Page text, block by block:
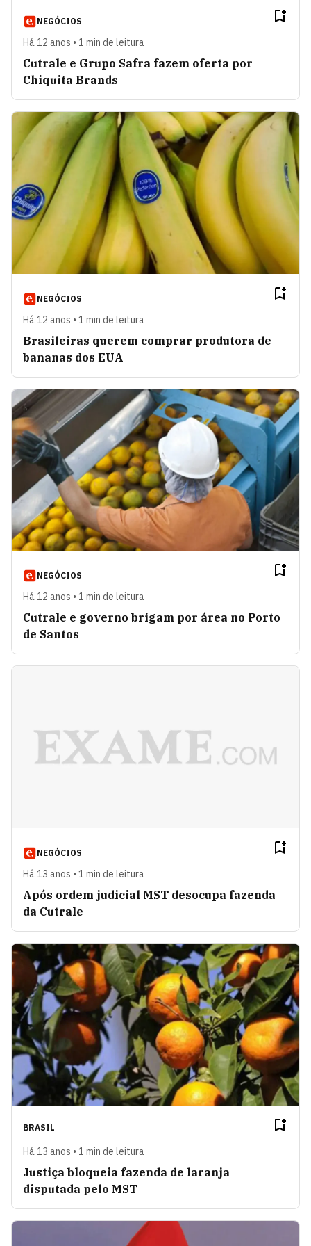
NEGÓCIOS
Há 12 anos • 1 min de leitura
Cutrale e Grupo Safra fazem oferta por
Chiquita Brands
NEGÓCIOS
Há 12 anos • 1 min de leitura
Brasileiras querem comprar produtora de
bananas dos EUA
NEGÓCIOS
Há 12 anos • 1 min de leitura
Cutrale e governo brigam por área no Porto
de Santos
NEGÓCIOS
Há 13 anos • 1 min de leitura
Após ordem judicial MST desocupa fazenda
da Cutrale
BRASIL
Há 13 anos • 1 min de leitura
Justiça bloqueia fazenda de laranja
disputada pelo MST